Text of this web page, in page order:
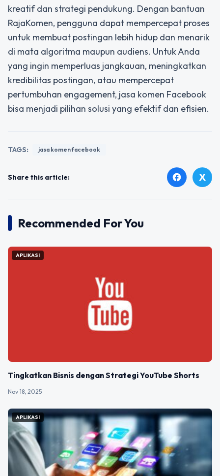
kreatif dan strategi pendukung. Dengan bantuan
RajaKomen, pengguna dapat mempercepat proses
untuk membuat postingan lebih hidup dan menarik
di mata algoritma maupun audiens. Untuk Anda
yang ingin memperluas jangkauan, meningkatkan
kredibilitas postingan, atau mempercepat
pertumbuhan engagement, jasa komen Facebook
bisa menjadi pilihan solusi yang efektif dan efisien.
TAGS: jasa komen facebook
Share this article: facebook X
Recommended For You
APLIKASI
Tingkatkan Bisnis dengan Strategi YouTube Shorts
Nov 18, 2025
APLIKASI